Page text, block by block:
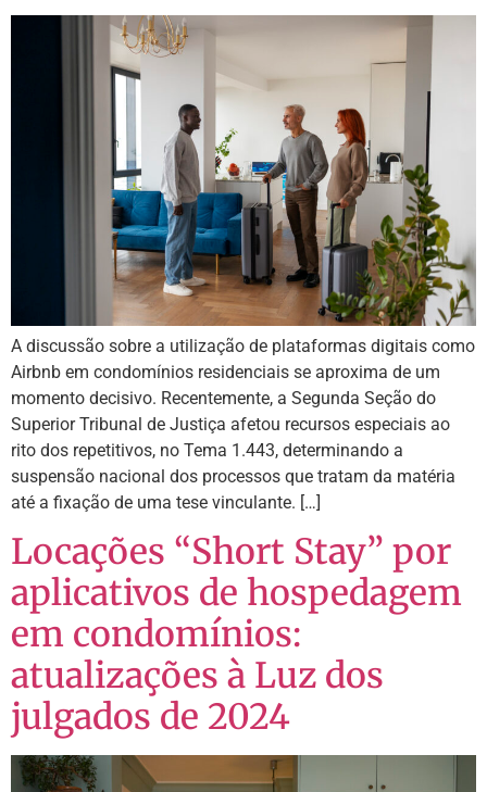
A discussão sobre a utilização de plataformas digitais como
Airbnb em condomínios residenciais se aproxima de um
momento decisivo. Recentemente, a Segunda Seção do
Superior Tribunal de Justiça afetou recursos especiais ao
rito dos repetitivos, no Tema 1.443, determinando a
suspensão nacional dos processos que tratam da matéria
até a fixação de uma tese vinculante. […]
Locações “Short Stay” por
aplicativos de hospedagem
em condomínios:
atualizações à Luz dos
julgados de 2024